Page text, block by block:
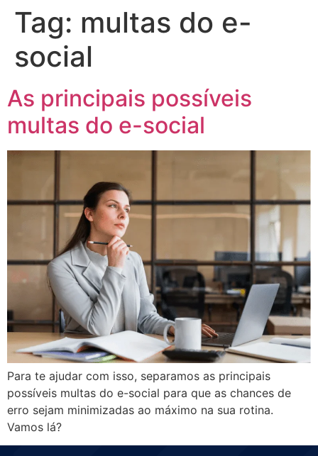
Tag: multas do e-
social
As principais possíveis
multas do e-social
Para te ajudar com isso, separamos as principais
possíveis multas do e-social para que as chances de
erro sejam minimizadas ao máximo na sua rotina.
Vamos lá?